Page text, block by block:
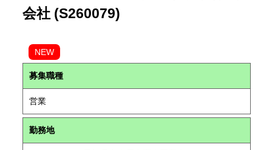
会社 (S260079)
NEW
募集職種
営業
勤務地